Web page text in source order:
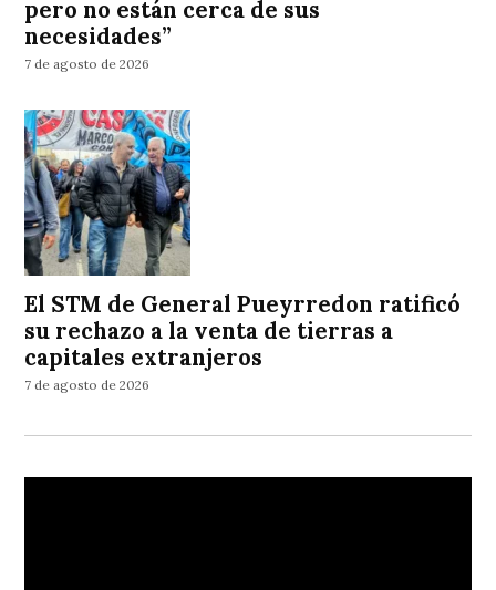
pero no están cerca de sus
necesidades”
7 de agosto de 2026
El STM de General Pueyrredon ratificó
su rechazo a la venta de tierras a
capitales extranjeros
7 de agosto de 2026